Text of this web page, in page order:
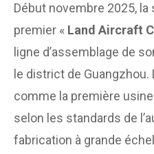
Début novembre 2025,
premier « Land Aircraft
ligne d’assemblage de
le district de
comme la première
selon les standards de
fabrication à grande